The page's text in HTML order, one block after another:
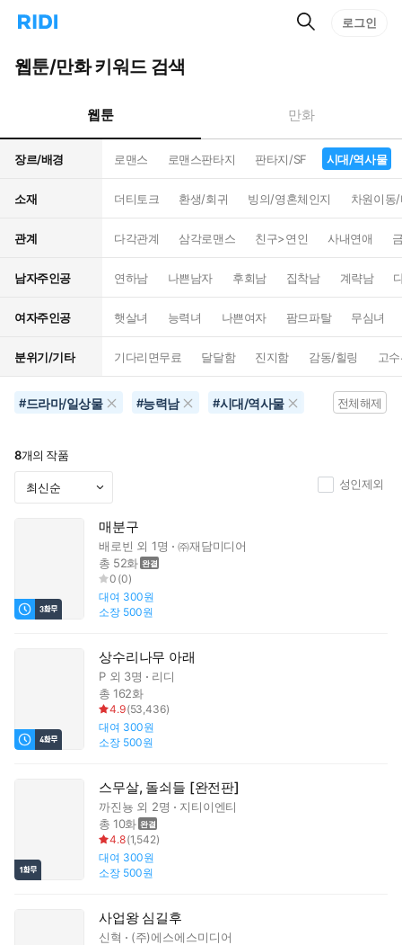
리
홈
으
턴
트
검
로그인
웹툰/만화 키워드 검색
웹툰 만화
장르/배경 로맨스 로맨스판타지 판타지/SF 시대/역사물
소재 더티토크 환생/회귀 빙의/영혼체인지 차원이동
관계 다각관계 삼각로맨스 친구>연인 사내연애
남자주인공 연하남 나쁜남자 후회남 집착남 계략남
여자주인공 햇살녀 능력녀 나쁜여자 팜므파탈 무심녀
분위기/기타 기다리면무료 달달함 진지함 감동/힐링 고
#드라마/일상물 #능력남 #시대/역사물 전체해제
8개의 작품
성인제외
매분구
배로빈 외 1명
㈜재담미디어
총 52화
0 (0)
대여 300원
소장 500원
상수리나무 아래
P외 3명
리디
총 162화
4.9(53,436)
대여 300원
소장 500원
스무살, 돌쇠들 [완전판]
까진뇽 외 2명
지티이엔티
총 10화
4.8(1,542)
대여 300원
소장 500원
사업왕 심길후
신혁
(주)에스에스미디어